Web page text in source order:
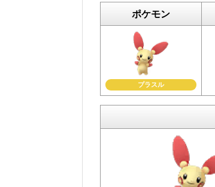
プラスルの「見つけた
イベント参加前に図鑑
と便利です。
ぜひご協力をお願いいた
ポケモン
プラスル